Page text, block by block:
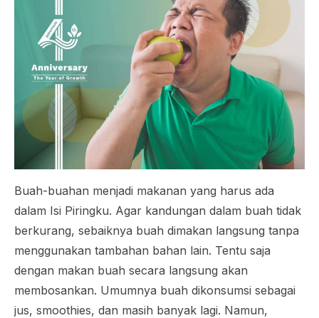
Buah-buahan menjadi makanan yang harus ada
dalam Isi Piringku. Agar kandungan dalam buah tidak
berkurang, sebaiknya buah dimakan langsung tanpa
menggunakan tambahan bahan lain. Tentu saja
dengan makan buah secara langsung akan
membosankan. Umumnya buah dikonsumsi sebagai
jus, smoothies, dan masih banyak lagi. Namun,